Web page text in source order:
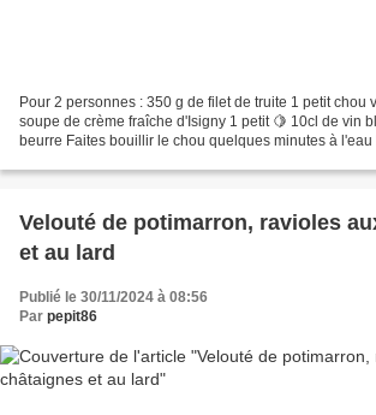
Pour 2 personnes : 350 g de filet de truite 1 petit chou
soupe de crème fraîche d'Isigny 1 petit 🍋 10cl de vin
beurre Faites bouillir le chou quelques minutes à
Velouté de potimarron, ravioles
et au lard
Publié le 30/11/2024 à 08:56
Par pepit86